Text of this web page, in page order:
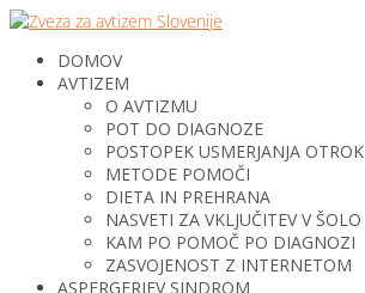
DOMOV
AVTIZEM
O AVTIZMU
POT DO DIAGNOZE
POSTOPEK USMERJANJA OTROK
METODE POMOČI
DIETA IN PREHRANA
NASVETI ZA VKLJUČITEV V ŠOLO
KAM PO POMOČ PO DIAGNOZI
ZASVOJENOST Z INTERNETOM
ASPERGERJEV SINDROM